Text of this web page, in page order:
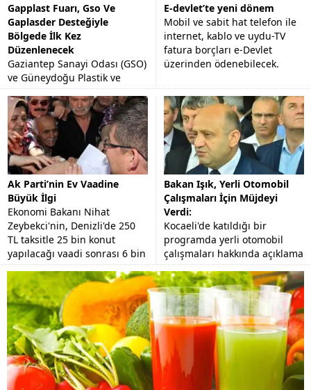
Gapplast Fuarı, Gso Ve
Gaplasder Desteğiyle
Bölgede İlk Kez
Düzenlenecek
Gaziantep Sanayi Odası (GSO)
ve Güneydoğu Plastik ve
Kimya Sanayicileri
Derneği'nin (GAPLASDER)
desteğiyle AKORT Fuarcılık
tarafından organize edilecek
"Plastik,...
E-devlet’te yeni dönem
Mobil ve sabit hat telefon ile
internet, kablo ve uydu-TV
fatura borçları e-Devlet
üzerinden ödenebilecek.
Ak Parti’nin Ev Vaadine
Büyük İlgi
Ekonomi Bakanı Nihat
Zeybekci'nin, Denizli'de 250
TL taksitle 25 bin konut
yapılacağı vaadi sonrası 6 bin
kişi başvuru yaptı.
Bakan Işık, Yerli Otomobil
Çalışmaları İçin Müjdeyi
Verdi:
Kocaeli'de katıldığı bir
programda yerli otomobil
çalışmaları hakkında açıklama
yapan Bilim Sanayi ve
Teknoloji Bakanı Fikri Işık,
"Özellikle menzili...